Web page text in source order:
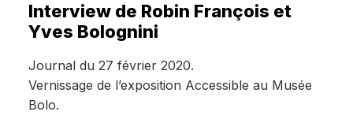
Interview de Robin François et
Yves Bolognini
Journal du 27 février 2020.
Vernissage de l’exposition Accessible au Musée
Bolo.